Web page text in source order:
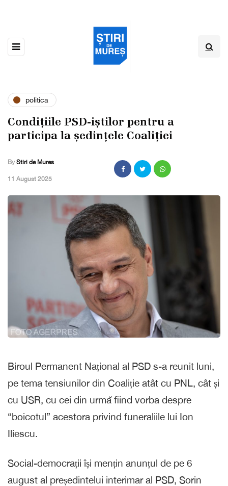
politica
Condițiile PSD-iștilor pentru a
participa la ședințele Coaliției
By Stiri de Mures
,11 August 2025
Biroul Permanent Național al PSD s-a reunit luni,
pe tema tensiunilor din Coaliție atât cu PNL, cât și
cu USR, cu cei din urmă fiind vorba despre
“boicotul” acestora privind funeraliile lui Ion
Iliescu.
Social-democrații își mențin anunțul de pe 6
august al președintelui interimar al PSD, Sorin